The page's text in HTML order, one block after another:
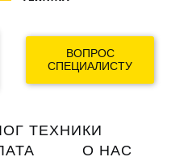
ВОПРОС
СПЕЦИАЛИСТУ
ТЕХНИКИ
О НАС